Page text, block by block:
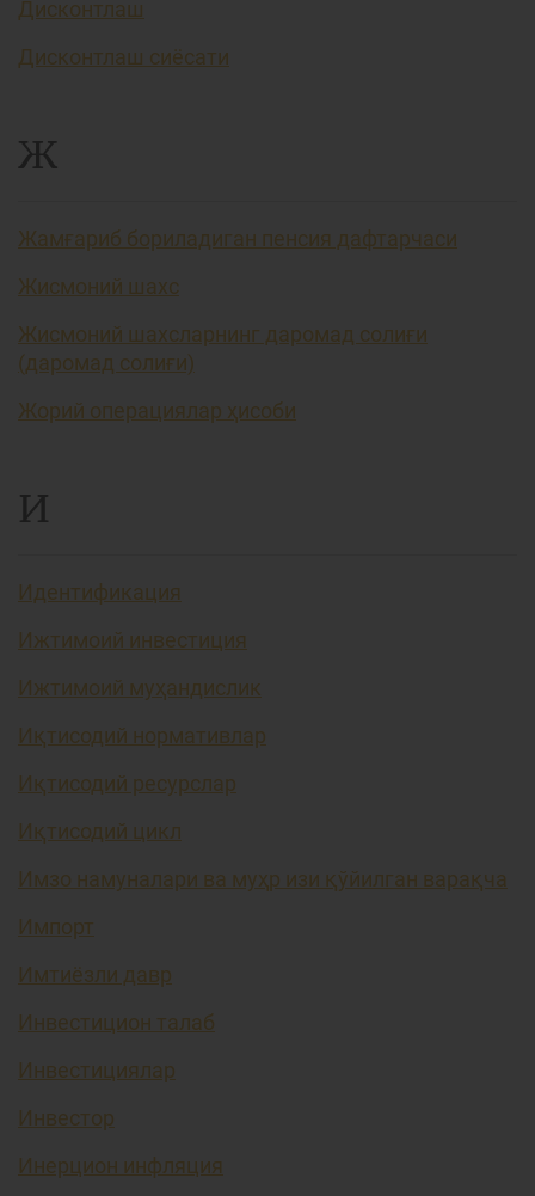
Дисконтлаш
Дисконтлаш сиёсати
Ж
Жамғариб бориладиган пенсия дафтарчаси
Жисмоний шахс
Жисмоний шахсларнинг даромад солиғи
(даромад солиғи)
Жорий операциялар ҳисоби
И
Идентификация
Ижтимоий инвестиция
Ижтимоий муҳандислик
Иқтисодий нормативлар
Иқтисодий ресурслар
Иқтисодий цикл
Имзо намуналари ва муҳр изи қўйилган варақча
Импорт
Имтиёзли давр
Инвестицион талаб
Инвестициялар
Инвестор
Инерцион инфляция